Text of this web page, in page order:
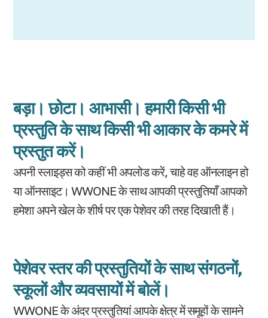
बड़ा। छोटा। आभासी। हमारी किसी भी
प्रस्तुति के साथ किसी भी आकार के कमरे में
प्रस्तुत करें।
अपनी स्लाइड्स को कहीं भी अपलोड करें, चाहे वह ऑनलाइन हो
या ऑनसाइट। WWONE के साथ आपकी प्रस्तुतियाँ आपको
हमेशा अपने खेल के शीर्ष पर एक पेशेवर की तरह दिखाती हैं।
पेशेवर स्तर की प्रस्तुतियों के साथ संगठनों,
स्कूलों और व्यवसायों में बोलें।
WWONE के अंदर प्रस्तुतियां आपके क्षेत्र में समूहों के सामने